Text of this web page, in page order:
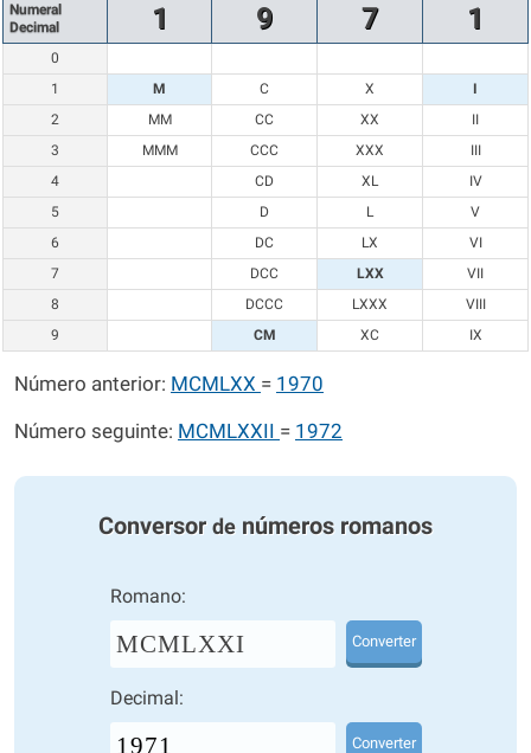
Numeral
Decimal
1 9 7 1
0
1
M C X
I
2
MM CC XX
II
3
MMM CCC XXX
III
4
CD XL
IV
5
D L
V
6
DC LX
VI
7
DCC LXX
VII
8
DCCC LXXX
VIII
9
CM XC IX
Número anterior: MCMLXX = 1970
Número seguinte: MCMLXXII = 1972
Conversor de números romanos
Romano:
MCMLXXI Converter
Decimal:
Converter